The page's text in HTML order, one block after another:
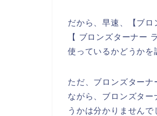
だから、早速、【ブロ
【 ブロンズターナー
使っているかどうかを
ただ、ブロンズター
ながら、ブロンズタ
うかは分かりませんで